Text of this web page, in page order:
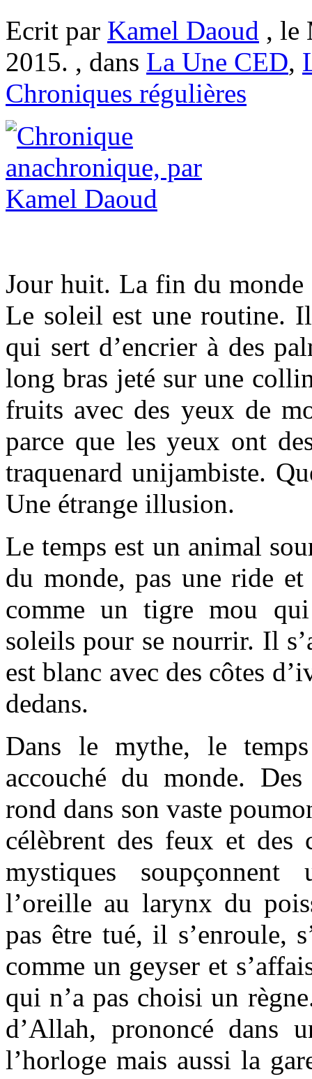
Ecrit par Kamel Daoud , le
2015. , dans La Une CED,
Chroniques régulières
Jour huit. La fin du monde
Le soleil est une routine.
qui sert d’encrier à des
long bras jeté sur une
fruits avec des yeux de
parce que les yeux ont
traquenard unijambiste.
Une étrange illusion.
Le temps est un animal
du monde, pas une ride
comme un tigre mou
soleils pour se nourrir. Il
est blanc avec des côtes
dedans.
Dans le mythe, le
accouché du monde.
rond dans son vaste
célèbrent des feux et des
mystiques
l’oreille au larynx du
pas être tué, il s’enroule,
comme un geyser et
qui n’a pas choisi un
d’Allah, prononcé dans
l’horloge mais aussi la